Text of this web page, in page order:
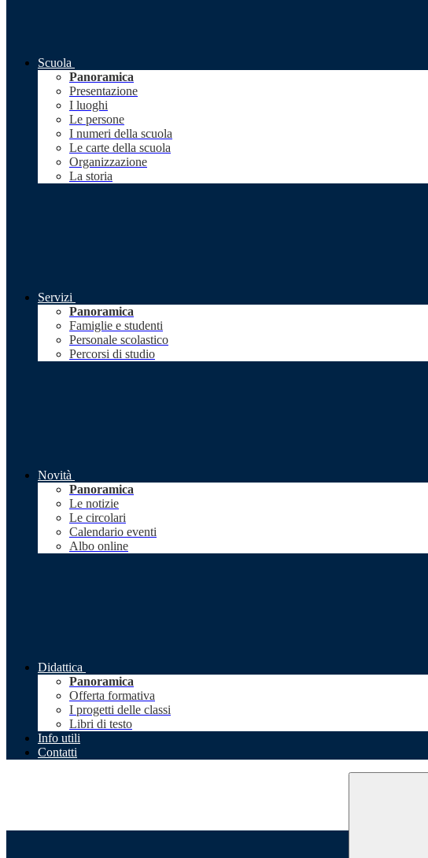
Scuola
Panoramica
Presentazione
I luoghi
Le persone
I numeri della scuola
Le carte della scuola
Organizzazione
La storia
Servizi
Panoramica
Famiglie e studenti
Personale scolastico
Percorsi di studio
Novità
Panoramica
Le notizie
Le circolari
Calendario eventi
Albo online
Didattica
Panoramica
Offerta formativa
I progetti delle classi
Libri di testo
Info utili
Contatti